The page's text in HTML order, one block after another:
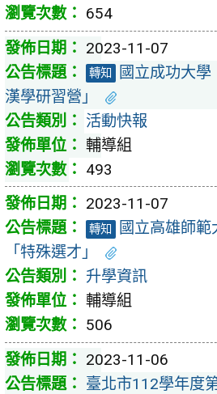
654
2023-11-07
轉知
國立成功大
漢學研習營」
活動快報
輔導組
493
2023-11-07
轉知
國立高雄師
「特殊選才」
升學資訊
輔導組
506
2023-11-06
臺北市112學年度